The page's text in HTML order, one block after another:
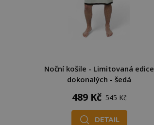
Noční košile - Limitovaná edice
dokonalých - šedá
489 Kč 545 Kč
DETAIL